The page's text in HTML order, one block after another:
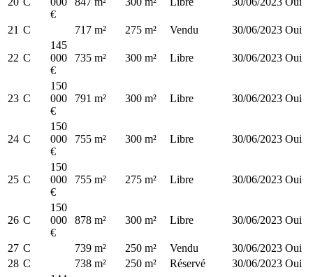
€
21 C 717 m² 275 m² Vendu 30/06/2023 Oui
22 C
145
000
€
735 m² 300 m² Libre 30/06/2023 Oui
23 C
150
000
€
791 m² 300 m² Libre 30/06/2023 Oui
24 C
150
000
€
755 m² 300 m² Libre 30/06/2023 Oui
25 C
150
000
€
755 m² 275 m² Libre 30/06/2023 Oui
26 C
150
000
€
878 m² 300 m² Libre 30/06/2023 Oui
27 C 739 m² 250 m² Vendu 30/06/2023 Oui
28 C 738 m² 250 m² Réservé 30/06/2023 Oui